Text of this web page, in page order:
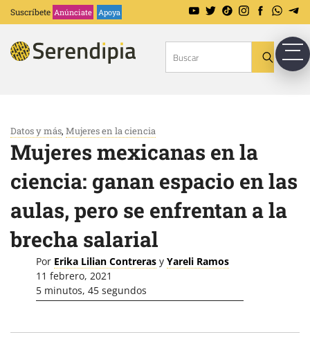
Suscríbete Anúnciate Apoya
Datos y más, Mujeres en la ciencia
Mujeres mexicanas en la
ciencia: ganan espacio en las
aulas, pero se enfrentan a la
brecha salarial
Por Erika Lilian Contreras yYareli Ramos
11 febrero, 2021
5 minutos, 45 segundos